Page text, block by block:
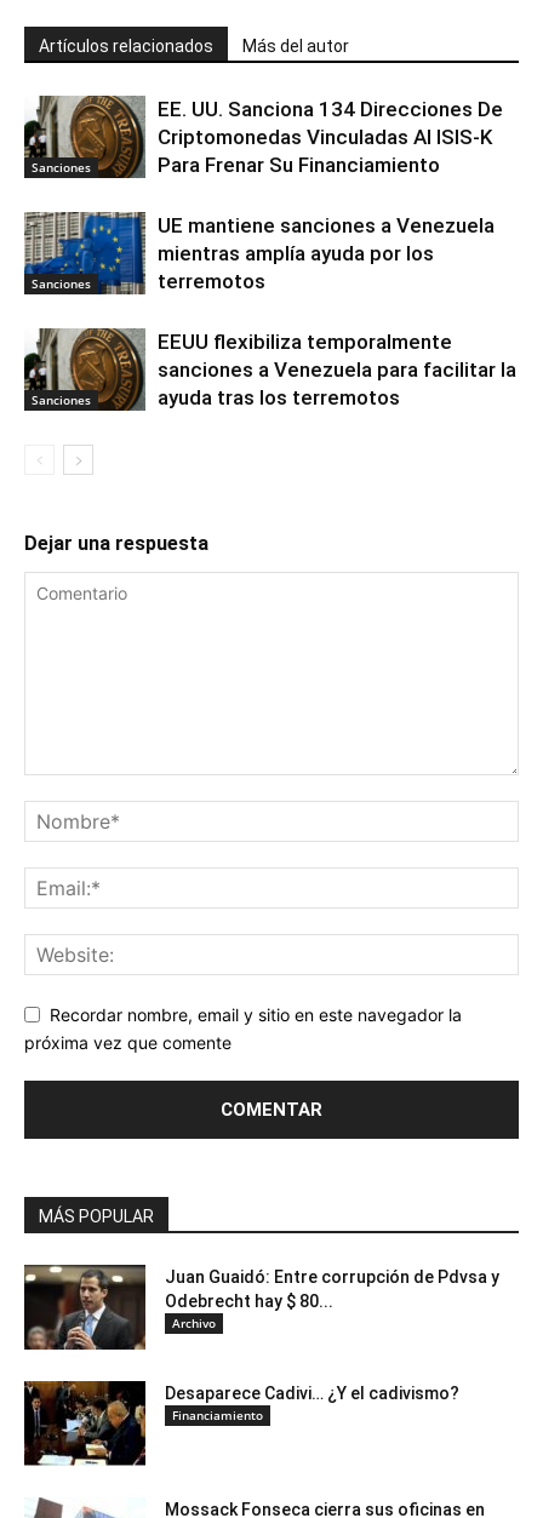
Artículos relacionados Más del autor
Sanciones
EE. UU. Sanciona 134 Direcciones De
Criptomonedas Vinculadas Al ISIS-K
Para Frenar Su Financiamiento
Sanciones
UE mantiene sanciones a Venezuela
mientras amplía ayuda por los
terremotos
Sanciones
EEUU flexibiliza temporalmente
sanciones a Venezuela para facilitar la
ayuda tras los terremotos
Dejar una respuesta
Recordar nombre, email y sitio en este navegador la
próxima vez que comente
MÁS POPULAR
Juan Guaidó: Entre corrupción de Pdvsa y
Odebrecht hay $ 80...
Archivo
Desaparece Cadivi… ¿Y el cadivismo?
Financiamiento
Mossack Fonseca cierra sus oficinas en